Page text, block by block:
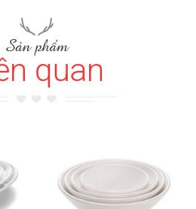
Sản phẩm
quan